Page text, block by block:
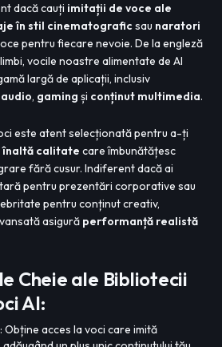
dacă cauți imitații de voce ale
în stil cinematografic sau naratori
pentru fiecare nevoie. De la engleză
vocile noastre alimentate de AI
largă de aplicații, inclusiv
, gaming și conținut multimedia.
este atent selecționată pentru a-ți
înaltă calitate care îmbunătățesc
fără cusur. Indiferent dacă ai
pentru prezentări corporative sau
pentru conținut creativ,
asigură performanță realistă
Cheie ale Bibliotecii
AI:
: Obține acces la voci care imită